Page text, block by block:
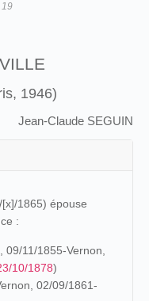
19
1946)
Jean-Claude SEGUIN
1865) épouse
:
09/11/1855-Vernon,
10/1878)
02/09/1861-